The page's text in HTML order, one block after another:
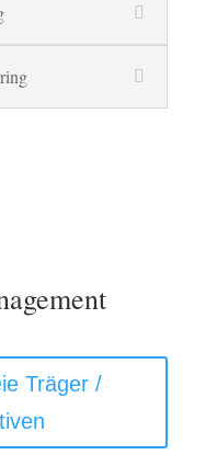
Träger /